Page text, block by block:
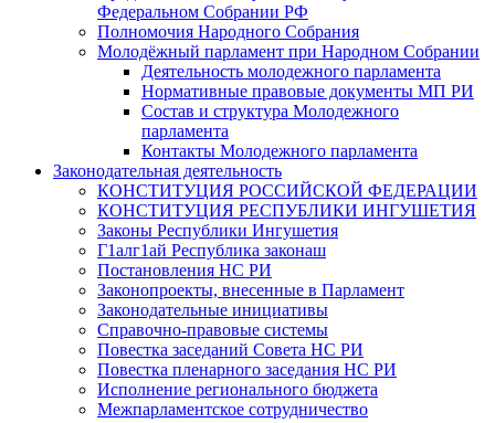
Федеральном Собрании РФ
Полномочия Народного Собрания
Молодёжный парламент при Народном Собрании
Деятельность молодежного парламента
Нормативные правовые документы МП РИ
Состав и структура Молодежного
парламента
Контакты Молодежного парламента
Законодательная деятельность
КОНСТИТУЦИЯ РОССИЙСКОЙ ФЕДЕРАЦИИ
КОНСТИТУЦИЯ РЕСПУБЛИКИ ИНГУШЕТИЯ
Законы Республики Ингушетия
Г1алг1ай Республика законаш
Постановления НС РИ
Законопроекты, внесенные в Парламент
Законодательные инициативы
Справочно-правовые системы
Повестка заседаний Совета НС РИ
Повестка пленарного заседания НС РИ
Исполнение регионального бюджета
Межпарламентское сотрудничество